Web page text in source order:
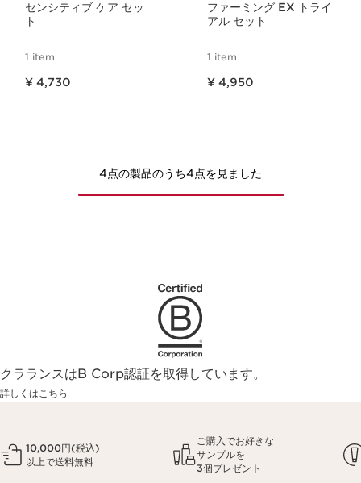
センシティブ ケア セッ
ト
1 item
¥ 4,730
ファーミング EX トライ
アル セット
1 item
¥ 4,950
4点の製品のうち4点を見ました
クラランスはB Corp認証を取得しています。
詳しくはこちら
10,000円(税込)
以上で送料無料
ご購入でお好きな
サンプルを
3個プレゼント